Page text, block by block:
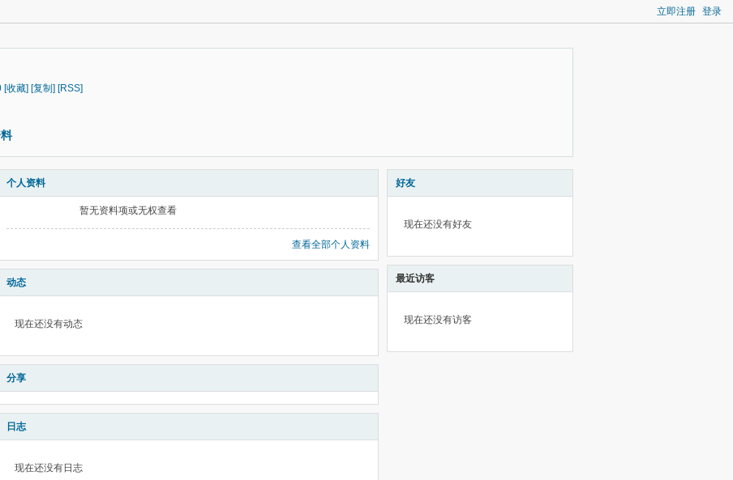
立即注册 登录
[收藏] [复制] [RSS]
个人资料
暂无资料项或无权查看
查看全部个人资料
动态
现在还没有动态
分享
日志
现在还没有日志
好友
现在还没有好友
最近访客
现在还没有访客